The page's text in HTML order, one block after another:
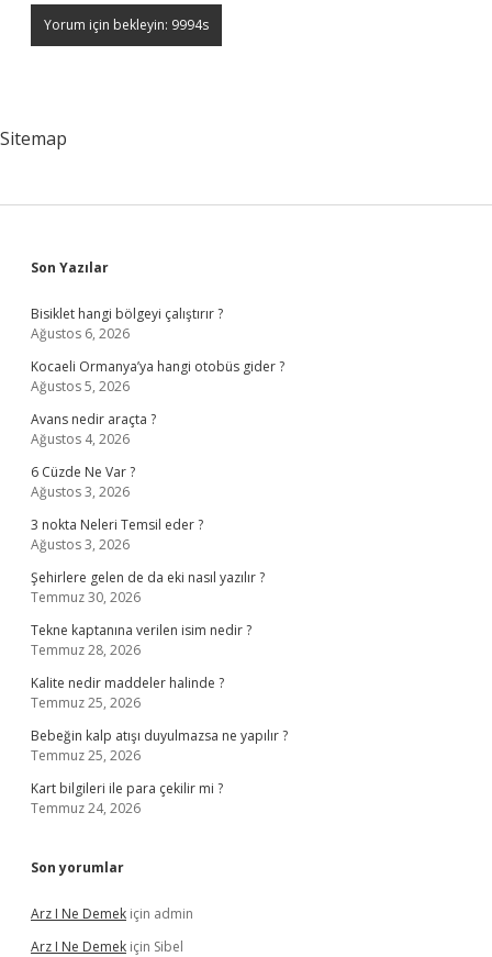
Sitemap
Sidebar
Son Yazılar
Bisiklet hangi bölgeyi çalıştırır ?
Ağustos 6, 2026
Kocaeli Ormanya’ya hangi otobüs gider ?
Ağustos 5, 2026
Avans nedir araçta ?
Ağustos 4, 2026
6 Cüzde Ne Var ?
Ağustos 3, 2026
3 nokta Neleri Temsil eder ?
Ağustos 3, 2026
Şehirlere gelen de da eki nasıl yazılır ?
Temmuz 30, 2026
Tekne kaptanına verilen isim nedir ?
Temmuz 28, 2026
Kalite nedir maddeler halinde ?
Temmuz 25, 2026
Bebeğin kalp atışı duyulmazsa ne yapılır ?
Temmuz 25, 2026
Kart bilgileri ile para çekilir mi ?
Temmuz 24, 2026
Son yorumlar
Arz I Ne Demek için admin
Arz I Ne Demek için Sibel